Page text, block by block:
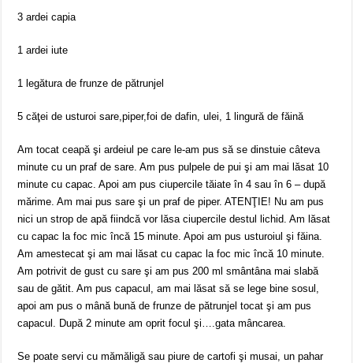
3 ardei capia
1 ardei iute
1 legătura de frunze de pătrunjel
5 căţei de usturoi sare,piper,foi de dafin, ulei, 1 lingură de făină
Am tocat ceapă şi ardeiul pe care le-am pus să se dinstuie câteva
minute cu un praf de sare. Am pus pulpele de pui şi am mai lăsat 10
minute cu capac. Apoi am pus ciupercile tăiate în 4 sau în 6 – după
mărime. Am mai pus sare şi un praf de piper. ATENŢIE! Nu am pus
nici un strop de apă fiindcă vor lăsa ciupercile destul lichid. Am lăsat
cu capac la foc mic încă 15 minute. Apoi am pus usturoiul şi făina.
Am amestecat şi am mai lăsat cu capac la foc mic încă 10 minute.
Am potrivit de gust cu sare şi am pus 200 ml smântâna mai slabă
sau de gătit. Am pus capacul, am mai lăsat să se lege bine sosul,
apoi am pus o mână bună de frunze de pătrunjel tocat şi am pus
capacul. După 2 minute am oprit focul şi….gata mâncarea.
Se poate servi cu mămăligă sau piure de cartofi şi musai, un pahar